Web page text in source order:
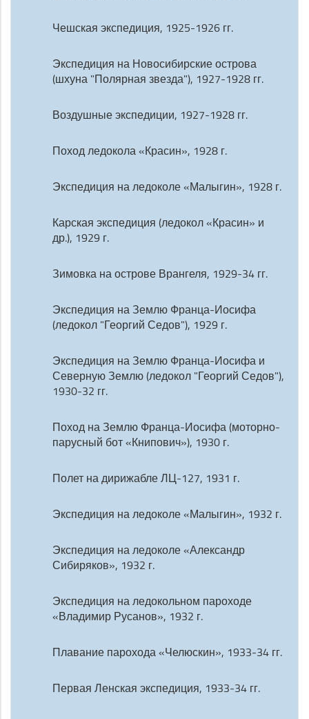
Чешская экспедиция, 1925-1926 гг.
Экспедиция на Новосибирские острова
(шхуна "Полярная звезда"), 1927-1928 гг.
Воздушные экспедиции, 1927-1928 гг.
Поход ледокола «Красин», 1928 г.
Экспедиция на ледоколе «Малыгин», 1928 г.
Карская экспедиция (ледокол «Красин» и
др.), 1929 г.
Зимовка на острове Врангеля, 1929-34 гг.
Экспедиция на Землю Франца-Иосифа
(ледокол "Георгий Седов"), 1929 г.
Экспедиция на Землю Франца-Иосифа и
Северную Землю (ледокол "Георгий Седов"),
1930-32 гг.
Поход на Землю Франца-Иосифа (моторно-
парусный бот «Книпович»), 1930 г.
Полет на дирижабле ЛЦ-127, 1931 г.
Экспедиция на ледоколе «Малыгин», 1932 г.
Экспедиция на ледоколе «Александр
Сибиряков», 1932 г.
Экспедиция на ледокольном пароходе
«Владимир Русанов», 1932 г.
Плавание парохода «Челюскин», 1933-34 гг.
Первая Ленская экспедиция, 1933-34 гг.